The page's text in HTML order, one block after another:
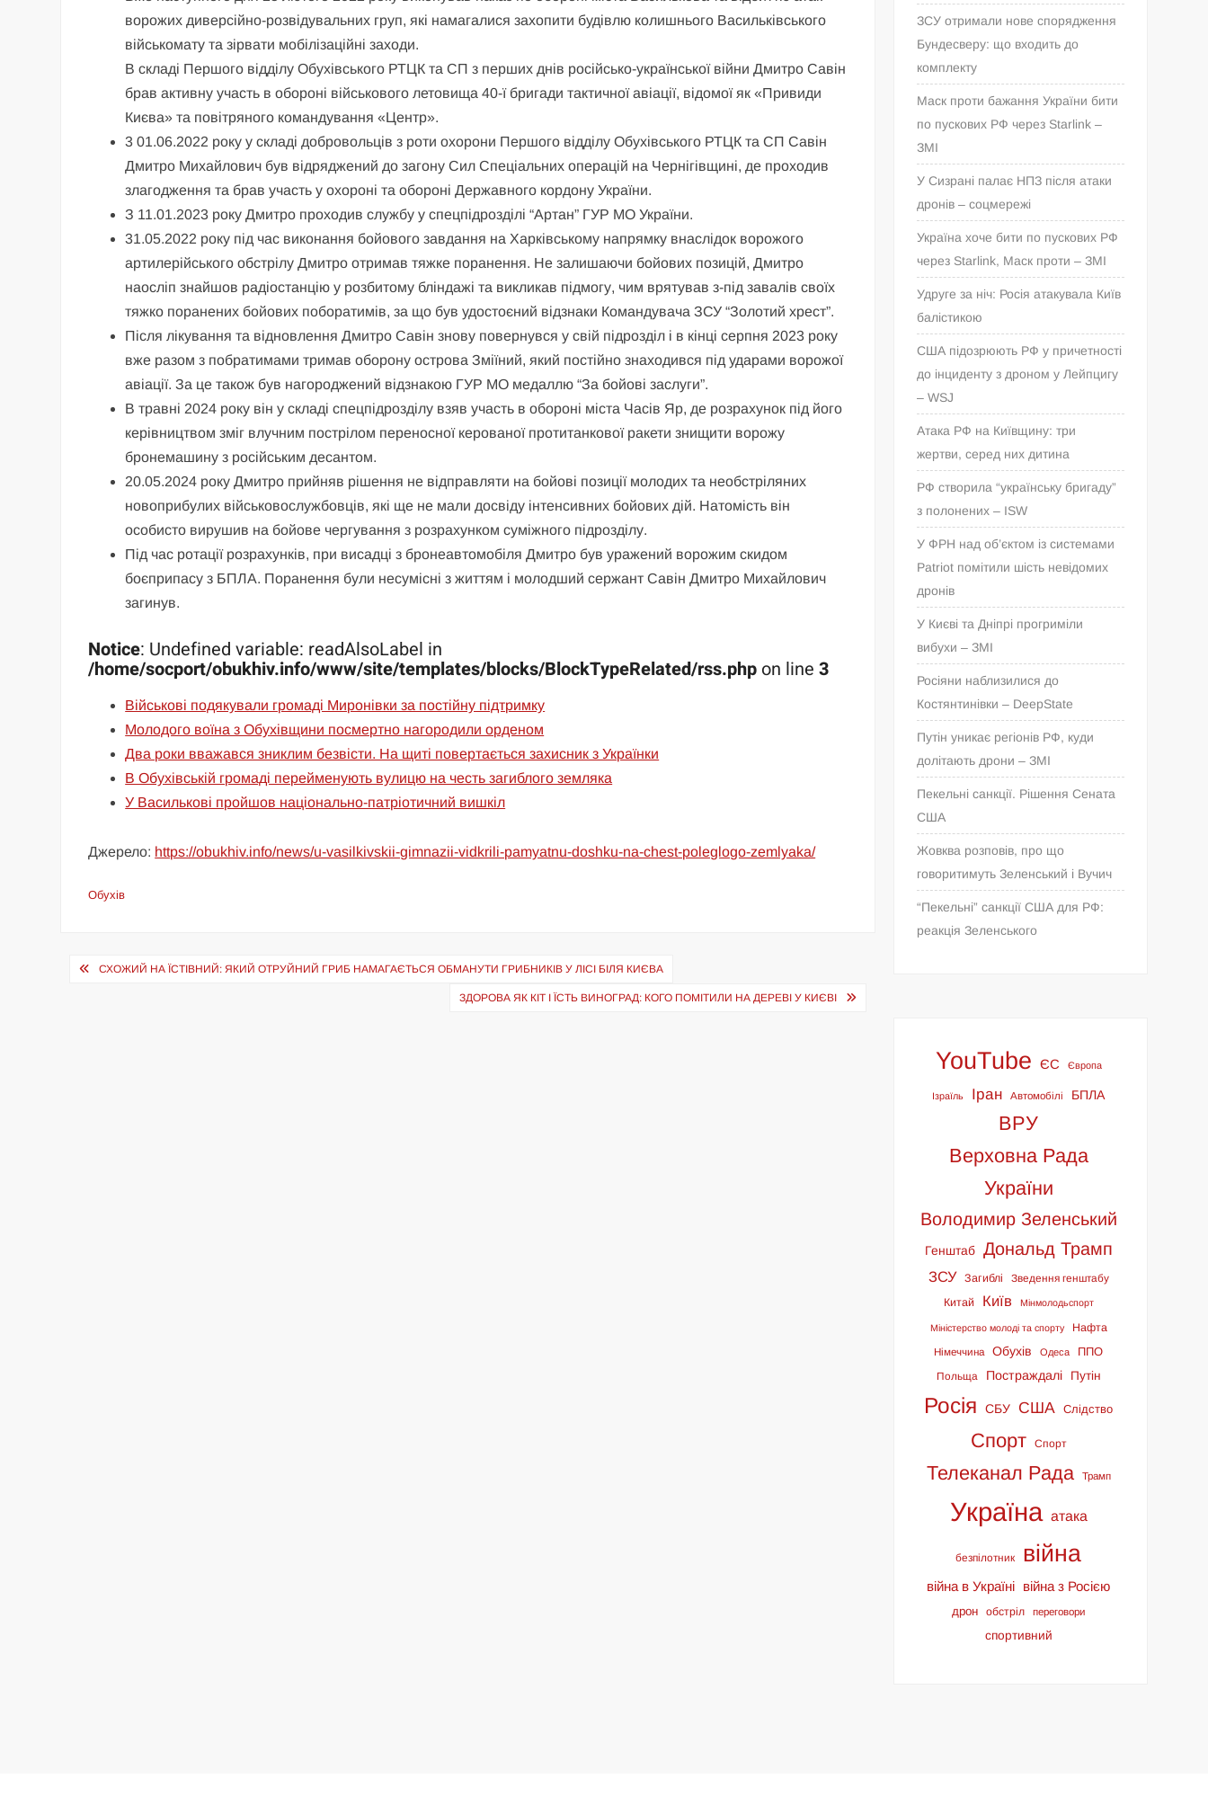
ворожих диверсійно-розвідувальних груп, які намагалися захопити будівлю колишнього Васильківського
військомату та зірвати мобілізаційні заходи.
В складі Першого відділу Обухівського РТЦК та СП з перших днів російсько-української війни Дмитро Савін
брав активну участь в обороні військового летовища 40-ї бригади тактичної авіації, відомої як «Привиди
Києва» та повітряного командування «Центр».
3 01.06.2022 року у складі добровольців з роти охорони Першого відділу Обухівського РТЦК та СП Савін
Дмитро Михайлович був відряджений до загону Сил Спеціальних операцій на Чернігівщині, де проходив
злагодження та брав участь у охороні та обороні Державного кордону України.
З 11.01.2023 року Дмитро проходив службу у спецпідрозділі “Артан” ГУР МО України.
31.05.2022 року під час виконання бойового завдання на Харківському напрямку внаслідок ворожого
артилерійського обстрілу Дмитро отримав тяжке поранення. Не залишаючи бойових позицій, Дмитро
наосліп знайшов радіостанцію у розбитому бліндажі та викликав підмогу, чим врятував з-під завалів своїх
тяжко поранених бойових поборатимів, за що був удостоєний відзнаки Командувача ЗСУ “Золотий хрест”.
Після лікування та відновлення Дмитро Савін знову повернувся у свій підрозділ і в кінці серпня 2023 року
вже разом з побратимами тримав оборону острова Зміїний, який постійно знаходився під ударами ворожої
авіації. За це також був нагороджений відзнакою ГУР МО медаллю “За бойові заслуги”.
В травні 2024 року він у складі спецпідрозділу взяв участь в обороні міста Часів Яр, де розрахунок під його
керівництвом зміг влучним пострілом переносної керованої протитанкової ракети знищити ворожу
бронемашину з російським десантом.
20.05.2024 року Дмитро прийняв рішення не відправляти на бойові позиції молодих та необстріляних
новоприбулих військовослужбовців, які ще не мали досвіду інтенсивних бойових дій. Натомість він
особисто вирушив на бойове чергування з розрахунком суміжного підрозділу.
Під час ротації розрахунків, при висадці з бронеавтомобіля Дмитро був уражений ворожим скидом
боєприпасу з БПЛА. Поранення були несумісні з життям і молодший сержант Савін Дмитро Михайлович
загинув.
Notice: Undefined variable: readAlsoLabel in
/home/socport/obukhiv.info/www/site/templates/blocks/BlockTypeRelated/rss.php on line3
Військові подякували громаді Миронівки за постійну підтримку
Молодого воїна з Обухівщини посмертно нагородили орденом
Два роки вважався зниклим безвісти. На щиті повертається захисник з Українки
В Обухівській громаді перейменують вулицю на честь загиблого земляка
У Василькові пройшов національно-патріотичний вишкіл
Джерело: https://obukhiv.info/news/u-vasilkivskii-gimnazii-vidkrili-pamyatnu-doshku-na-chest-poleglogo-zemlyaka/
Обухів
Навігація
СХОЖИЙ НА ЇСТІВНИЙ: ЯКИЙ ОТРУЙНИЙ ГРИБ НАМАГАЄТЬСЯ ОБМАНУТИ ГРИБНИКІВ У ЛІСІ БІЛЯ КИЄВА
ЗДОРОВА ЯК КІТ І ЇСТЬ ВИНОГРАД: КОГО ПОМІТИЛИ НА ДЕРЕВІ У КИЄВІ
ЗСУ отримали нове спорядження
Бундесверу: що входить до
комплекту
Маск проти бажання України бити
по пускових РФ через Starlink –
ЗМІ
У Сизрані палає НПЗ після атаки
дронів – соцмережі
Україна хоче бити по пускових РФ
через Starlink, Маск проти – ЗМІ
Удруге за ніч: Росія атакувала Київ
балістикою
США підозрюють РФ у причетності
до інциденту з дроном у Лейпцигу
– WSJ
Атака РФ на Київщину: три
жертви, серед них дитина
РФ створила “українську бригаду”
з полонених – ISW
У ФРН над об’єктом із системами
Patriot помітили шість невідомих
дронів
У Києві та Дніпрі прогриміли
вибухи – ЗМІ
Росіяни наблизилися до
Костянтинівки – DeepState
Путін уникає регіонів РФ, куди
долітають дрони – ЗМІ
Пекельні санкції. Рішення Сената
США
Жовква розповів, про що
говоритимуть Зеленський і Вучич
“Пекельні” санкції США для РФ:
реакція Зеленського
YouTube ЄС Європа
Ізраїль Іран Автомобілі БПЛА
ВРУ
Верховна Рада
України
Володимир Зеленський
Генштаб Дональд Трамп
ЗСУ Загиблі
Зведення генштабу
Китай
Київ Мінмолодьспорт
Міністерство молоді та спорту Нафта
Німеччина Обухів Одеса ППО
Польща Постраждалі Путін
Росія СБУ США Слідство
Спорт Спорт
Телеканал Рада Трамп
Україна атака
безпілотник війна
війна в Україні війна з Росією
дрон обстріл переговори
спортивний